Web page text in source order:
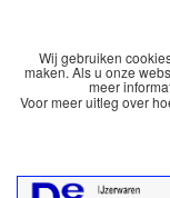
Wij gebruiken
maken. Als u onze
meer
Voor meer uitleg over